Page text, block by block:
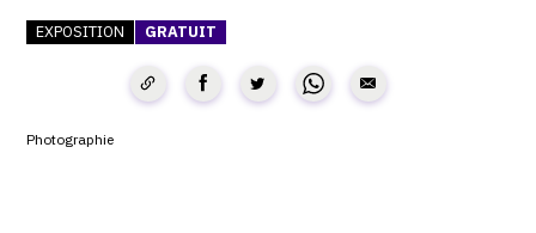
CGV
EXPOSITION GRATUIT
Photographie